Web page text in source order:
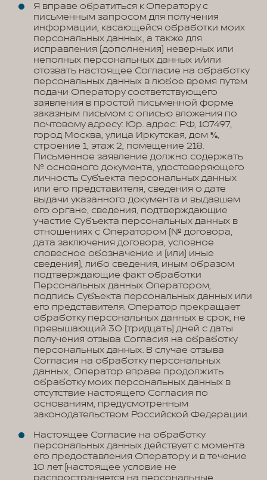
Я вправе обратиться к Оператору с
письменным запросом для получения
информации, касающейся обработки моих
персональных данных, а также для
исправления (дополнения) неверных или
неполных персональных данных и/или
отозвать настоящее Согласие на обработку
персональных данных в любое время путем
подачи Оператору соответствующего
заявления в простой письменной форме
заказным письмом с описью вложения по
почтовому адресу: Юр. адрес: РФ, 107497,
город Москва, улица Иркутская, дом 5/6,
строение 1, этаж 2, помещение 218.
Письменное заявление должно содержать
№ основного документа, удостоверяющего
личность Субъекта персональных данных
или его представителя, сведения о дате
выдачи указанного документа и выдавшем
его органе, сведения, подтверждающие
участие Субъекта персональных данных в
отношениях с Оператором (№ договора,
дата заключения договора, условное
словесное обозначение и (или) иные
сведения), либо сведения, иным образом
подтверждающие факт обработки
Персональных данных Оператором,
подпись Субъекта персональных данных или
его представителя. Оператор прекращает
обработку персональных данных в срок, не
превышающий 30 (тридцать) дней с даты
получения отзыва Согласия на обработку
персональных данных. В случае отзыва
Согласия на обработку персональных
данных, Оператор вправе продолжить
обработку моих персональных данных в
отсутствие настоящего Согласия по
основаниям, предусмотренным
законодательством Российской Федерации.
Настоящее Согласие на обработку
персональных данных действует с момента
его предоставления Оператору и в течение
10 лет (настоящее условие не